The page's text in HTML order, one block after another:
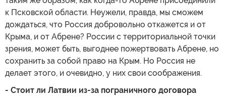
к Псковской области. Неужели, правда, мы сможем
дождаться, что Россия добровольно откажется и от
Крыма, и от Абрене? России с территориальной точки
зрения, может быть, выгоднее пожертвовать Абрене, но
сохранить за собой право на Крым. Но Россия не
делает этого, и очевидно, у них свои соображения.
- Стоит ли Латвии из-за пограничного договора